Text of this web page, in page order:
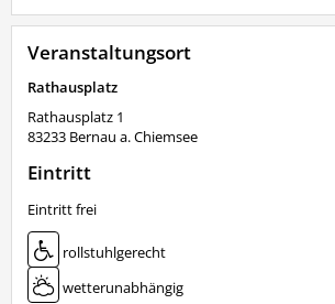
Veranstaltungsort
Rathausplatz
Rathausplatz 1
83233 Bernau a. Chiemsee
Eintritt
Eintritt frei
rollstuhlgerecht
wetterunabhängig